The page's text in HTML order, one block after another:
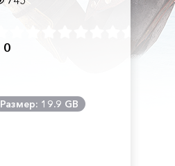
0
Размер: 19.9 GB